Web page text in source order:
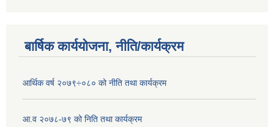
बार्षिक कार्ययोजना, नीति/कार्यक्रम
आर्थिक वर्ष २०७९÷०८० को नीति तथा कार्यक्रम
आ.व २०७८-७९ को निति तथा कार्यक्रम